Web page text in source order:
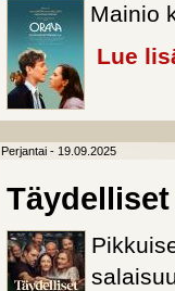
Mainio
Lue
Perjantai - 19.09.2025